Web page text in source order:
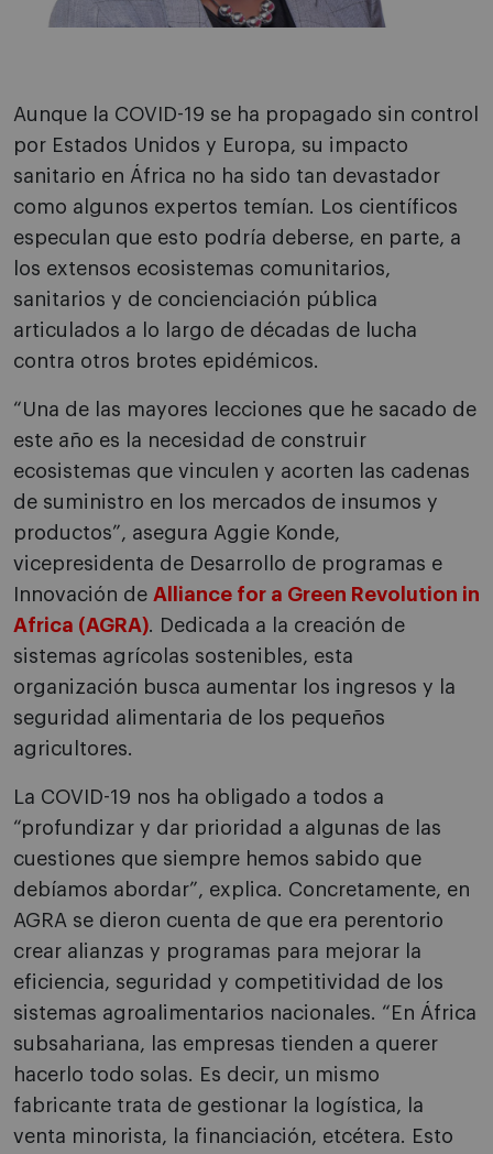
Aunque la COVID-19 se ha propagado sin control
por Estados Unidos y Europa, su impacto
sanitario en África no ha sido tan devastador
como algunos expertos temían. Los científicos
especulan que esto podría deberse, en parte, a
los extensos ecosistemas comunitarios,
sanitarios y de concienciación pública
articulados a lo largo de décadas de lucha
contra otros brotes epidémicos.
“Una de las mayores lecciones que he sacado de
este año es la necesidad de construir
ecosistemas que vinculen y acorten las cadenas
de suministro en los mercados de insumos y
productos”, asegura Aggie Konde,
vicepresidenta de Desarrollo de programas e
Innovación de Alliance for a Green Revolution in
Africa (AGRA). Dedicada a la creación de
sistemas agrícolas sostenibles, esta
organización busca aumentar los ingresos y la
seguridad alimentaria de los pequeños
agricultores.
La COVID-19 nos ha obligado a todos a
“profundizar y dar prioridad a algunas de las
cuestiones que siempre hemos sabido que
debíamos abordar”, explica. Concretamente, en
AGRA se dieron cuenta de que era perentorio
crear alianzas y programas para mejorar la
eficiencia, seguridad y competitividad de los
sistemas agroalimentarios nacionales. “En África
subsahariana, las empresas tienden a querer
hacerlo todo solas. Es decir, un mismo
fabricante trata de gestionar la logística, la
venta minorista, la financiación, etcétera. Esto